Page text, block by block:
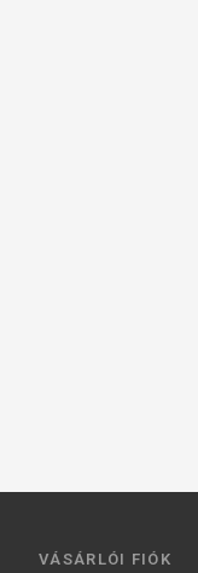
VÁSÁRLÓI FIÓK